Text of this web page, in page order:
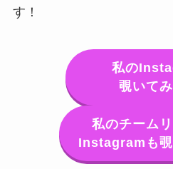
す！
私の
覗いて
私のチーム
Instagramも